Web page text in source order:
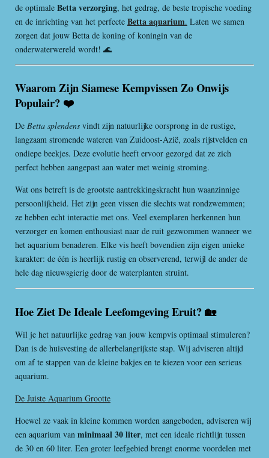
de optimale Betta verzorging, het gedrag, de beste tropische voeding
en de inrichting van het perfecte Betta aquarium. Laten we samen
zorgen dat jouw Betta de koning of koningin van de
onderwaterwereld wordt! 🌊
Waarom Zijn Siamese Kempvissen Zo Onwijs
Populair? ❤️
De Betta splendens vindt zijn natuurlijke oorsprong in de rustige,
langzaam stromende wateren van Zuidoost-Azië, zoals rijstvelden en
ondiepe beekjes. Deze evolutie heeft ervoor gezorgd dat ze zich
perfect hebben aangepast aan water met weinig stroming.
Wat ons betreft is de grootste aantrekkingskracht hun waanzinnige
persoonlijkheid. Het zijn geen vissen die slechts wat rondzwemmen;
ze hebben echt interactie met ons. Veel exemplaren herkennen hun
verzorger en komen enthousiast naar de ruit gezwommen wanneer we
het aquarium benaderen. Elke vis heeft bovendien zijn eigen unieke
karakter: de één is heerlijk rustig en observerend, terwijl de ander de
hele dag nieuwsgierig door de waterplanten struint.
Hoe Ziet De Ideale Leefomgeving Eruit? 🏡
Wil je het natuurlijke gedrag van jouw kempvis optimaal stimuleren?
Dan is de huisvesting de allerbelangrijkste stap. Wij adviseren altijd
om af te stappen van de kleine bakjes en te kiezen voor een serieus
aquarium.
De Juiste Aquarium Grootte
Hoewel ze vaak in kleine kommen worden aangeboden, adviseren wij
een aquarium van minimaal 30 liter, met een ideale richtlijn tussen
de 30 en 60 liter. Een groter leefgebied brengt enorme voordelen met